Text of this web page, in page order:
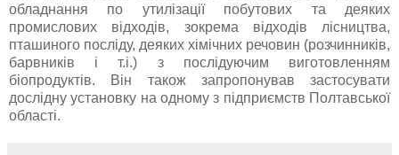
обладнання по утилізації побутових та деяких
промислових відходів, зокрема відходів лісництва,
пташиного посліду, деяких хімічних речовин (розчинників,
барвників і т.і.) з послідуючим виготовленням
біопродуктів. Він також запропонував застосувати
дослідну установку на одному з підприємств Полтавської
області.